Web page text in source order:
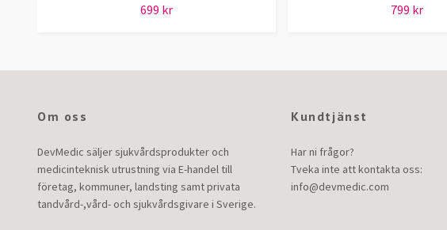
699 kr
799 kr
Om oss
DevMedic säljer sjukvårdsprodukter och
medicinteknisk utrustning via E-handel till
företag, kommuner, landsting samt privata
tandvård-,vård- och sjukvårdsgivare i Sverige.
Kundtjänst
Har ni frågor?
Tveka inte att kontakta oss:
info@devmedic.com